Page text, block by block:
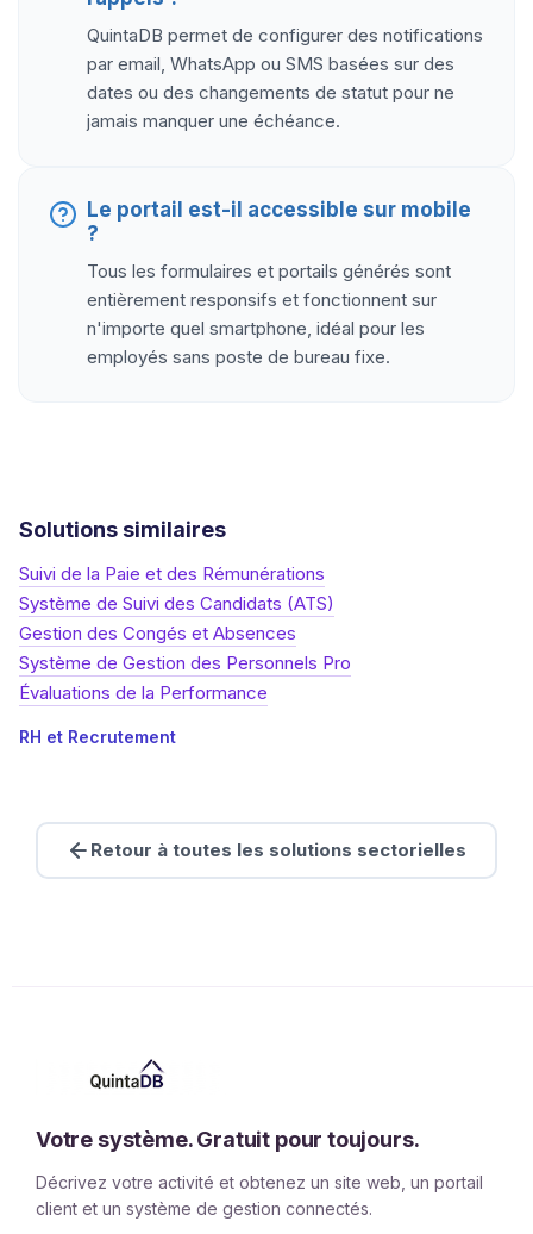
QuintaDB permet de configurer des notifications
par email, WhatsApp ou SMS basées sur des
dates ou des changements de statut pour ne
jamais manquer une échéance.
Le portail est-il accessible sur mobile
?
Tous les formulaires et portails générés sont
entièrement responsifs et fonctionnent sur
n'importe quel smartphone, idéal pour les
employés sans poste de bureau fixe.
Solutions similaires
Suivi de la Paie et des Rémunérations
Système de Suivi des Candidats (ATS)
Gestion des Congés et Absences
Système de Gestion des Personnels Pro
Évaluations de la Performance
RH et Recrutement
Retour à toutes les solutions sectorielles
Votre système. Gratuit pour toujours.
Décrivez votre activité et obtenez un site web, un portail
client et un système de gestion connectés.